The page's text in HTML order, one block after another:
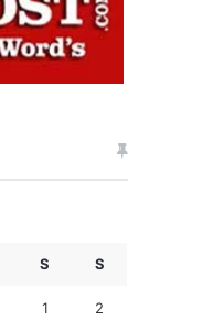
S S
1 2